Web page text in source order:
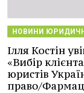
НОВИНИ
Ілля Костін
«Вибір
юристів
право/